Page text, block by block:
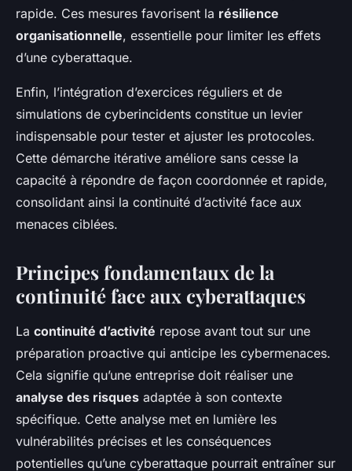
rapide. Ces mesures favorisent la résilience
organisationnelle, essentielle pour limiter les effets
d’une cyberattaque.
Enfin, l’intégration d’exercices réguliers et de
simulations de cyberincidents constitue un levier
indispensable pour tester et ajuster les protocoles.
Cette démarche itérative améliore sans cesse la
capacité à répondre de façon coordonnée et rapide,
consolidant ainsi la continuité d’activité face aux
menaces ciblées.
Principes fondamentaux de la
continuité face aux cyberattaques
La continuité d’activité repose avant tout sur une
préparation proactive qui anticipe les cybermenaces.
Cela signifie qu’une entreprise doit réaliser une
analyse des risques adaptée à son contexte
spécifique. Cette analyse met en lumière les
vulnérabilités précises et les conséquences
potentielles qu’une cyberattaque pourrait entraîner sur